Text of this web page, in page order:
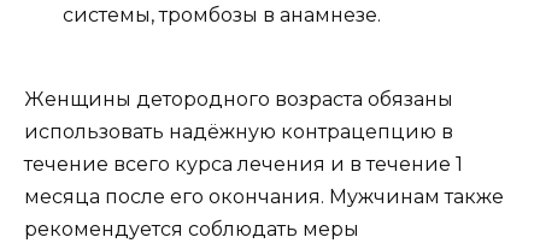
системы, тромбозы в анамнезе.
Женщины детородного возраста обязаны
использовать надёжную контрацепцию в
течение всего курса лечения и в течение 1
месяца после его окончания. Мужчинам также
рекомендуется соблюдать меры